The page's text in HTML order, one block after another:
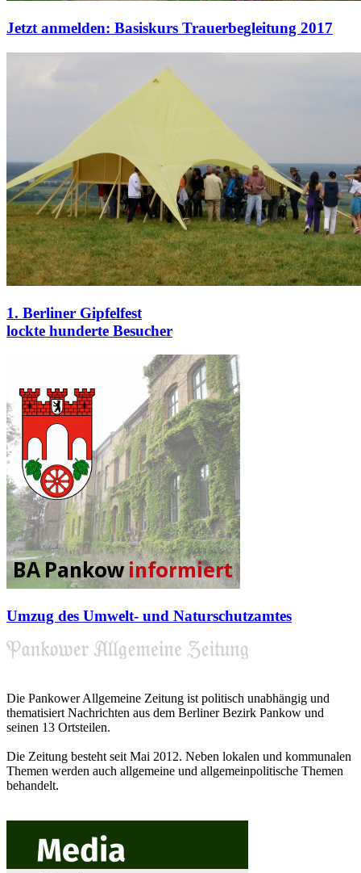
Jetzt anmelden: Basiskurs Trauerbegleitung 2017
1. Berliner Gipfelfest
lockte hunderte Besucher
Umzug des Umwelt- und Naturschutzamtes
Die Pankower Allgemeine Zeitung ist politisch unabhängig und
thematisiert Nachrichten aus dem Berliner Bezirk Pankow und
seinen 13 Ortsteilen.
Die Zeitung besteht seit Mai 2012. Neben lokalen und kommunalen
Themen werden auch allgemeine und allgemeinpolitische Themen
behandelt.